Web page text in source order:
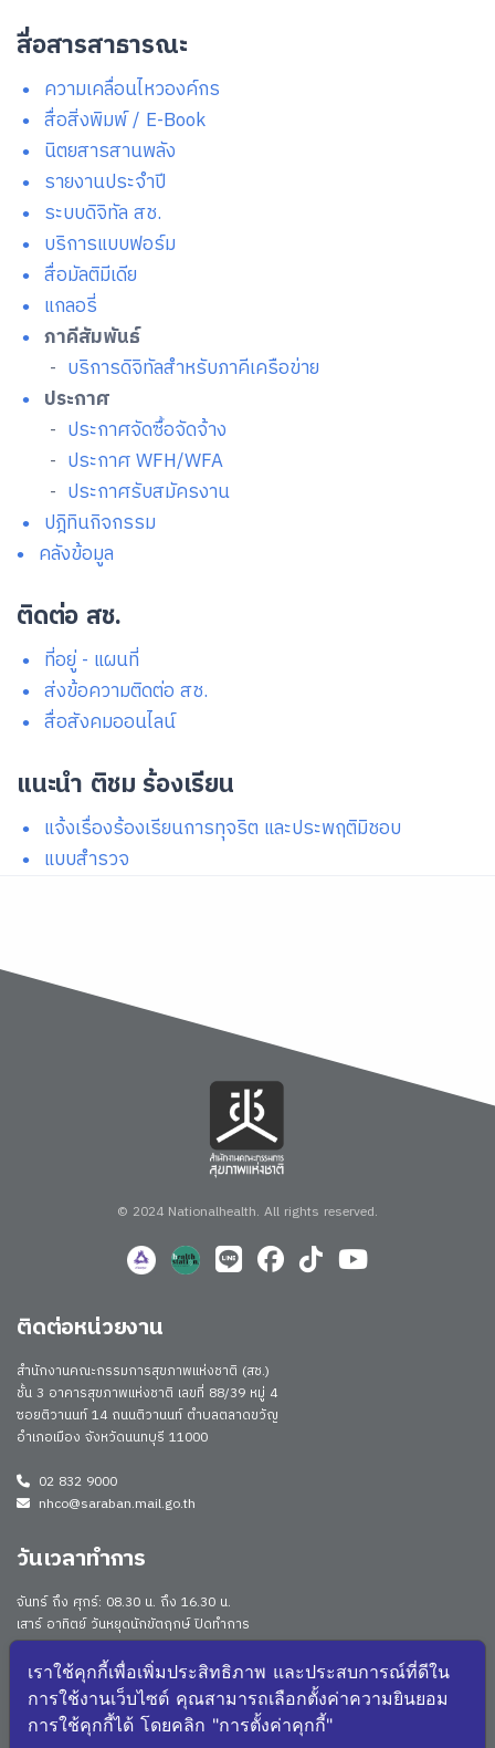
สื่อสารสาธารณะ
ความเคลื่อนไหวองค์กร
สื่อสิ่งพิมพ์ / E-Book
นิตยสารสานพลัง
รายงานประจำปี
ระบบดิจิทัล สช.
บริการแบบฟอร์ม
สื่อมัลติมีเดีย
แกลอรี่
ภาคีสัมพันธ์
- บริการดิจิทัลสำหรับภาคีเครือข่าย
ประกาศ
- ประกาศจัดซื้อจัดจ้าง
- ประกาศ WFH/WFA
- ประกาศรับสมัครงาน
ปฎิทินกิจกรรม
คลังข้อมูล
ติดต่อ สช.
ที่อยู่ - แผนที่
ส่งข้อความติดต่อ สช.
สื่อสังคมออนไลน์
แนะนำ ติชม ร้องเรียน
แจ้งเรื่องร้องเรียนการทุจริต และประพฤติมิชอบ
แบบสำรวจ
© 2024 Nationalhealth. All rights reserved.
ติดต่อหน่วยงาน
สำนักงานคณะกรรมการสุขภาพแห่งชาติ (สช.)
ชั้น 3 อาคารสุขภาพแห่งชาติ เลขที่ 88/39 หมู่ 4
ซอยติวานนท์ 14 ถนนติวานนท์ ตำบลตลาดขวัญ
อำเภอเมือง จังหวัดนนทบุรี 11000
02 832 9000
nhco@saraban.mail.go.th
วันเวลาทำการ
จันทร์ ถึง ศุกร์: 08.30 น. ถึง 16.30 น.
เสาร์ อาทิตย์ วันหยุดนักขัตฤกษ์ ปิดทำการ
Work From Anywhere (WFA)/ Work From Home (WFH)
ดูประกาศนโยบาย
จำนวนผู้เยี่ยมชม: 176040
จำนวนผู้เยี่ยมชม (วันนี้): 1602
เราใช้คุกกี้เพื่อเพิ่มประสิทธิภาพ และประสบการณ์ที่ดีใน
การใช้งานเว็บไซต์ คุณสามารถเลือกตั้งค่าความยินยอม
การใช้คุกกี้ได้ โดยคลิก "การตั้งค่าคุกกี้"